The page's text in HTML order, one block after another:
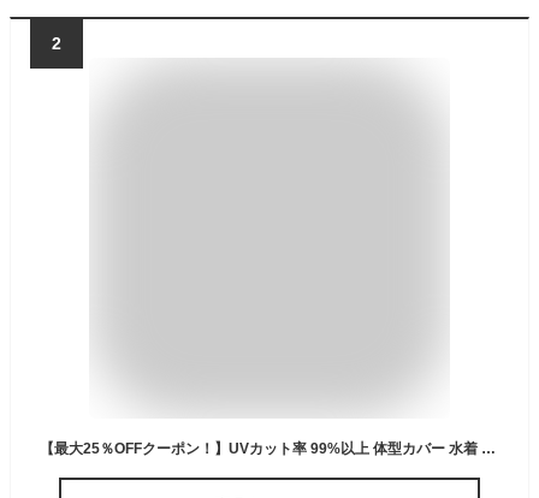
2
【最大25％OFFクーポン！】UVカット率 99%以上 体型カバー 水着 レディース 長袖ラッシュガードセット 5点上下セット UPF50+ フィットネス水着 セパレート かわいい 大きいサイズタンキニ ショートパンツ レギンス付き ママ水着 20代 30代 40代